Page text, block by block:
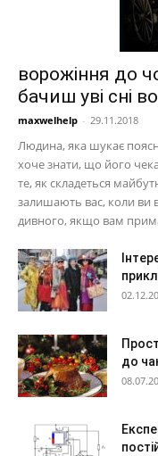
ворожіння до
бачиш уві сні
maxwelhelp - 29.11.2018
Людина, яка шукає
хоче знати, що його
те, як складеться
залишають вас, коли ви
дивного, якщо вам
до